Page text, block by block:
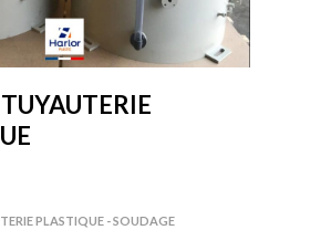
PLASTIQUE - SOUDAGE